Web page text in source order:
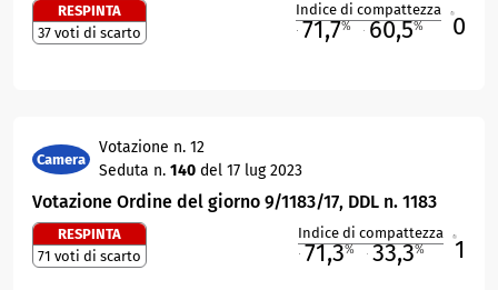
RESPINTA
37 voti di scarto
Indice di compattezza
71,7% 60,5% 0
Camera
Votazione n. 12
Seduta n. 140 del 17 lug 2023
Votazione Ordine del giorno 9/1183/17, DDL n. 1183
RESPINTA
71 voti di scarto
Indice di compattezza
71,3% 33,3% 1